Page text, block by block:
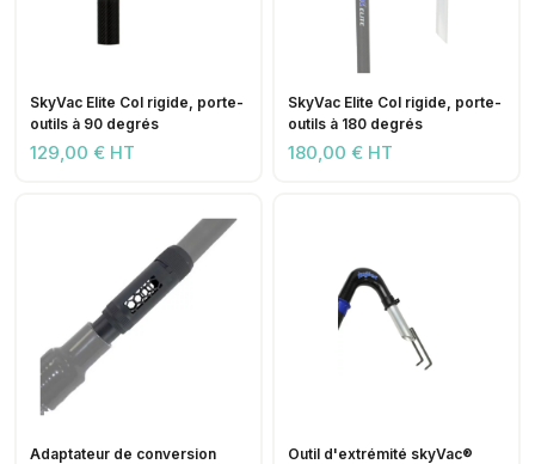
SkyVac Elite Col rigide, porte-
outils à 90 degrés
129,00 € HT
SkyVac Elite Col rigide, porte-
outils à 180 degrés
180,00 € HT
Adaptateur de conversion
Outil d'extrémité skyVac®